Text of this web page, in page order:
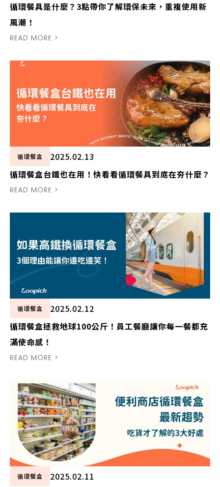
循環餐具是什麼？3點帶你了解環保未來，重複使用新
風潮！
READ MORE >
循環餐盒
2025.02.13
循環餐盒台鐵也在用！快看看循環餐具到底在夯什麼？
READ MORE >
循環餐盒
2025.02.12
循環餐盒拯救地球100公斤！員工餐廳讓你每一餐都充
滿使命感！
READ MORE >
循環餐盒 2025.02.11